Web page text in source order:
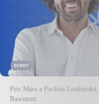
EVENT
Petr Mára a Pavlína
Basement